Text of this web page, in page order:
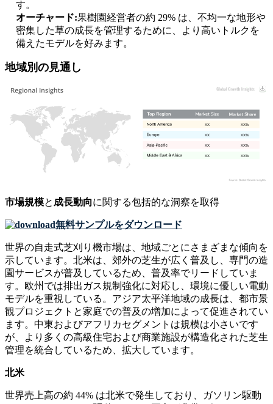
す。
オーチャード:果樹園経営者の約 29% は、不均一な地形や
密集した草の成長を管理するために、より高いトルクを
備えたモデルを好みます。
地域別の見通し
XX%
XX
XX%
XX
XX%
XX
XX%
XX
市場規模と 成長動向に関する包括的な洞察を取得
無料サンプルをダウンロード
世界の自走式芝刈り機市場は、地域ごとにさまざまな傾向を
示しています。北米は、郊外の芝生が広く普及し、専門の造
園サービスが普及しているため、普及率でリードしていま
す。欧州では排出ガス規制強化に対応し、環境に優しい電動
モデルを重視している。アジア太平洋地域の成長は、都市景
観プロジェクトと家庭での普及の増加によって促進されてい
ます。中東およびアフリカセグメントは規模は小さいです
が、より多くの高級住宅および商業施設が構造化された芝生
管理を統合しているため、拡大しています。
北米
世界売上高の約 44% は北米で発生しており、ガソリン駆動